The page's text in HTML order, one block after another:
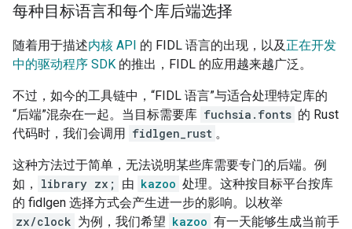
每种目标语言和每个库后端选择
随着用于描述内核 API 的 FIDL 语言的出现，以及 正在开发
中的驱动程序 SDK 的推出，FIDL 的应用越来越广泛。
不过，如今的工具链中，“FIDL 语言”与适合处理特定库的
“后端”混杂在一起。当目标需要库 fuchsia.fonts 的 Rust
代码时，我们会调用 fidlgen_rust 。
这种方法过于简单，无法说明某些库需要专门的后端。例
如，
library zx; 由 kazoo 处理。这种按目标平台按库
的 fidlgen 选择方式会产生进一步的影响。以枚举
zx/clock 为例，我们希望 kazoo 有一天能够生成当前手